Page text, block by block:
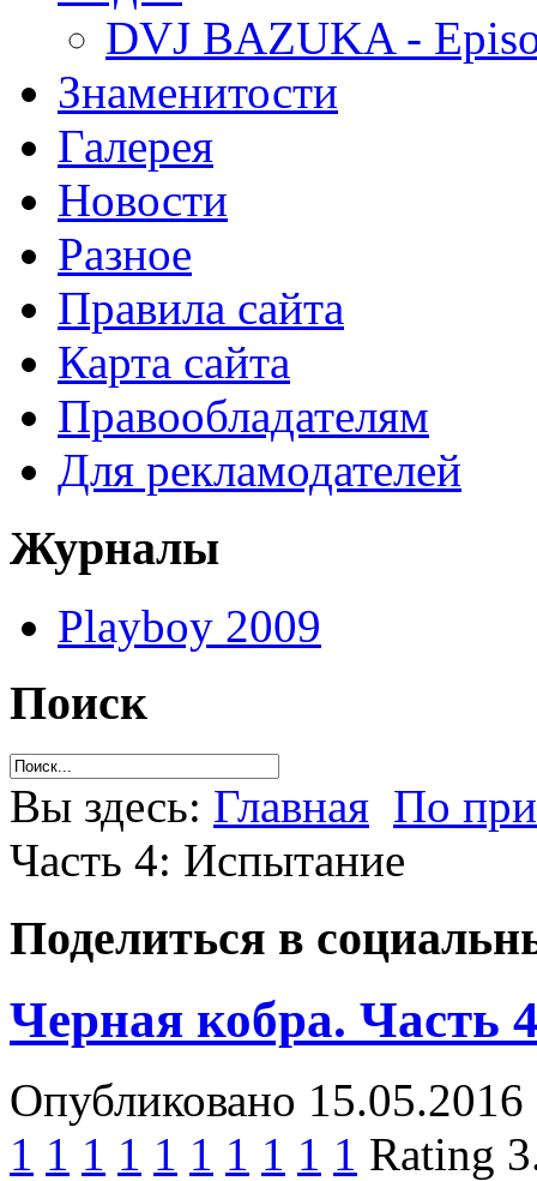
DVJ BAZUKA -
Знаменитости
Галерея
Новости
Разное
Правила сайта
Карта сайта
Правообладателям
Для рекламодателей
Журналы
Playboy 2009
Поиск
Вы здесь: Главная По
Часть 4: Испытание
Поделиться в
Черная кобра. Часть
Опубликовано 15.05.2016
1 1 1 1 1 1 1 1 1 1 Rating